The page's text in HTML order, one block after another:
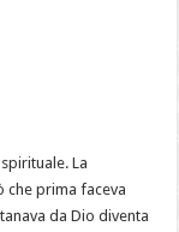
La
che prima faceva
da Dio diventa